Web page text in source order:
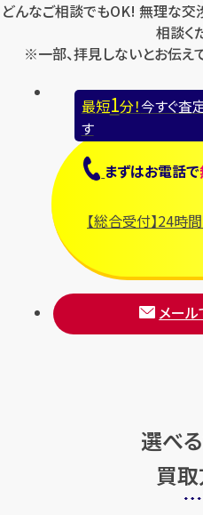
どんなご相談でもOK! 無理な交
相談く
※一部、拝見しないとお伝え
最短1分！今すぐ査
す
まずはお電話で
【総合受付】24時
メー
選べる
買